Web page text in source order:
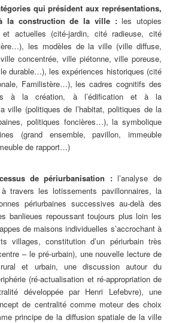
qui président aux représentations,
la construction de la ville :les utopies
et actuelles (cité-jardin, cité radieuse, cité
les modèles de la ville (ville diffuse,
concentrée, ville piétonne, ville poreuse,
durable…), les expériences historiques (cité
Familistère…), les cadres cognitifs des
à la création, à l’édification et à la
ville (politiques de l’habitat, politiques de la
politiques foncières…), la symbolique
(grand ensemble, pavillon, immeuble
de rapport…)
de périurbanisation :l’analyse de
à travers les lotissements pavillonnaires, la
périurbaines successives au-delà des
banlieues repoussant toujours plus loin les
de maisons individuelles s’accrochant à
villages, constitution d’un périurbain très
– le pré-urbain), une nouvelle lecture de
et urbain, une discussion autour du
(ré-actualisation et ré-appropriation de
développée par Henri Lefebvre), une
de centralité comme moteur des choix
principe de la diffusion spatiale de la ville